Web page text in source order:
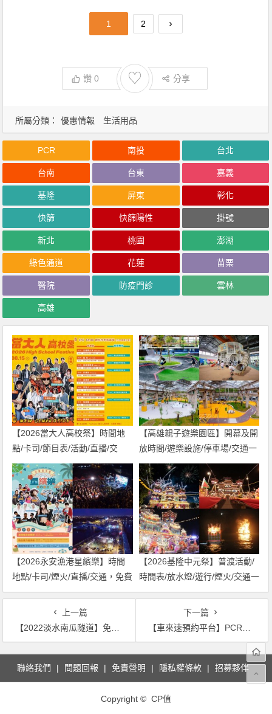
1 2
讚0 ♡ 分享
所屬分類： 優惠情報 生活用品
PCR 南投 台北
台南 台東 嘉義
基隆 屏東 彰化
快篩 快篩陽性 掛號
新北 桃園 澎湖
綠色通道 花蓮 苗栗
醫院 防疫門診 雲林
高雄
【2026當大人高校祭】時間地
點/卡司/節目表/活動/直播/交
通，免費入場！
【高雄親子遊樂園區】開幕及開
放時間/遊樂設施/停車場/交通一
次看！
【2026永安漁港星繽樂】時間
地點/卡司/煙火/直播/交通，免費
入場！
【2026基隆中元祭】普渡活動/
時間表/放水燈/遊行/煙火/交通一
次看！
上一篇
【2022淡水南瓜隧道】免費登場！時間地點/特色/交通資訊一次看！
下一篇
【車來速預約平台】PCR檢測免費！台北三大公費篩檢站預約方式/資格一次看
文
導
聯絡我們 問題回報 免責聲明 隱私權條款 招募夥伴
Copyright © CP值